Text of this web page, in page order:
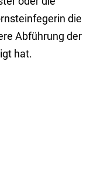
die
Abführung der
hat.